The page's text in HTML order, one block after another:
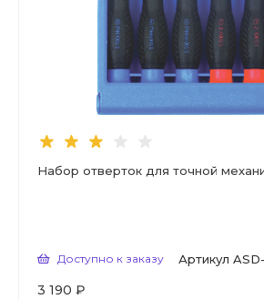
Набор отверток для точной
Доступно к заказу Артикул
3 190 ₽